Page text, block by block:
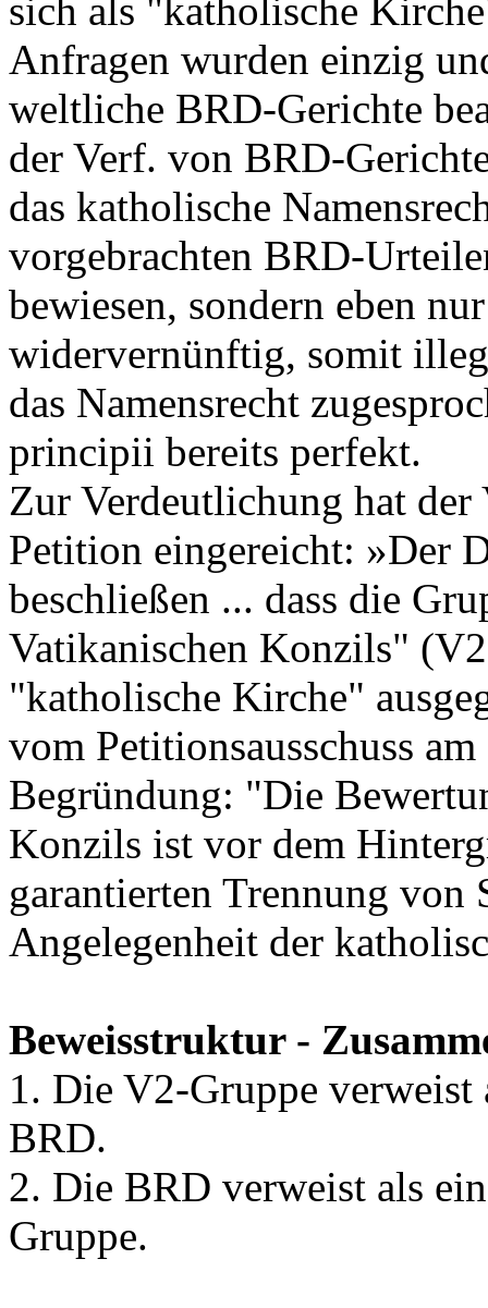
sich als "katholische
Anfragen wurden einzig
weltliche BRD-Gerichte
der Verf. von BRD-
das katholische
vorgebrachten BRD-
bewiesen, sondern eben
widervernünftig, somit
das Namensrecht
principii bereits perfekt.
Zur Verdeutlichung hat
Petition eingereicht: »Der
beschließen ... dass die
Vatikanischen Konzils"
"katholische Kirche"
vom Petitionsausschuss
Begründung: "Die
Konzils ist vor dem
garantierten Trennung von
Angelegenheit der
Beweisstruktur -
1. Die V2-Gruppe
BRD.
2. Die BRD verweist als
Gruppe.